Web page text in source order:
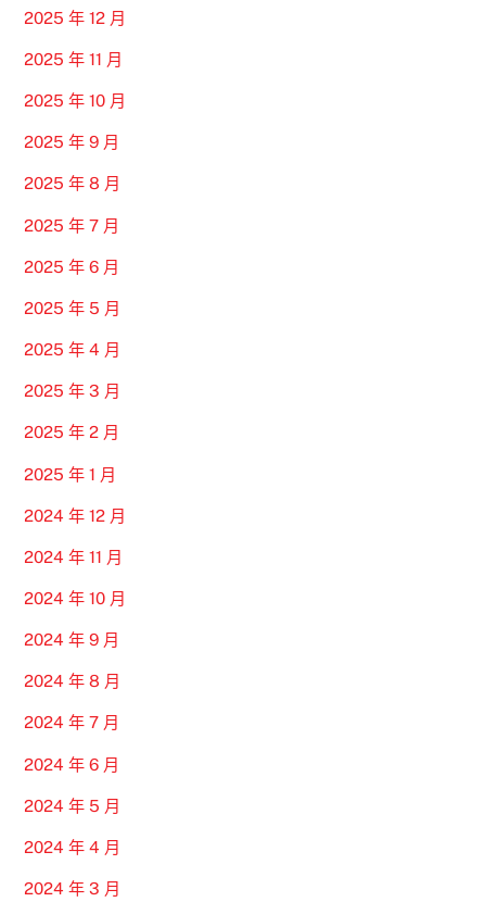
2025 年 12 月
2025 年 11 月
2025 年 10 月
2025 年 9 月
2025 年 8 月
2025 年 7 月
2025 年 6 月
2025 年 5 月
2025 年 4 月
2025 年 3 月
2025 年 2 月
2025 年 1 月
2024 年 12 月
2024 年 11 月
2024 年 10 月
2024 年 9 月
2024 年 8 月
2024 年 7 月
2024 年 6 月
2024 年 5 月
2024 年 4 月
2024 年 3 月